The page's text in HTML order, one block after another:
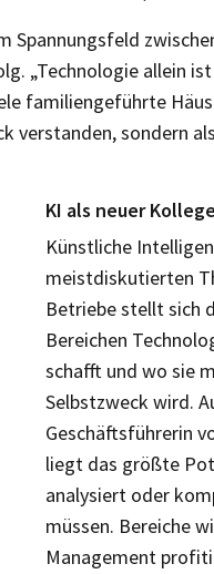
„Technologie allein
familiengeführte
verstanden, sondern
KI als neuer Kollege
Künstliche
meistdiskutierten
Betriebe stellt sich
Bereichen
schafft und wo sie
Selbstzweck wird.
Geschäftsführerin
liegt das größte
analysiert oder
müssen. Bereiche
Management